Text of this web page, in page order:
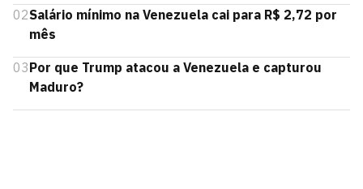
02Salário mínimo na Venezuela cai para R$ 2,72 por
mês
03Por que Trump atacou a Venezuela e capturou
Maduro?